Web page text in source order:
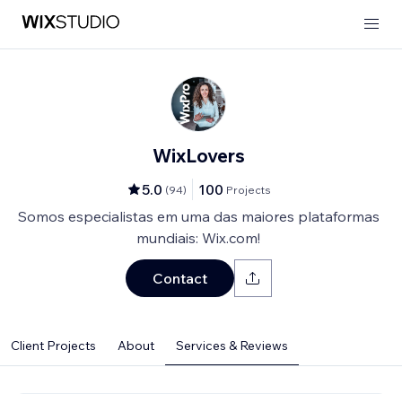
WixLovers
5.0 (94) 100 Projects
Somos especialistas em uma das maiores plataformas
mundiais: Wix.com!
Contact
Client Projects About Services & Reviews